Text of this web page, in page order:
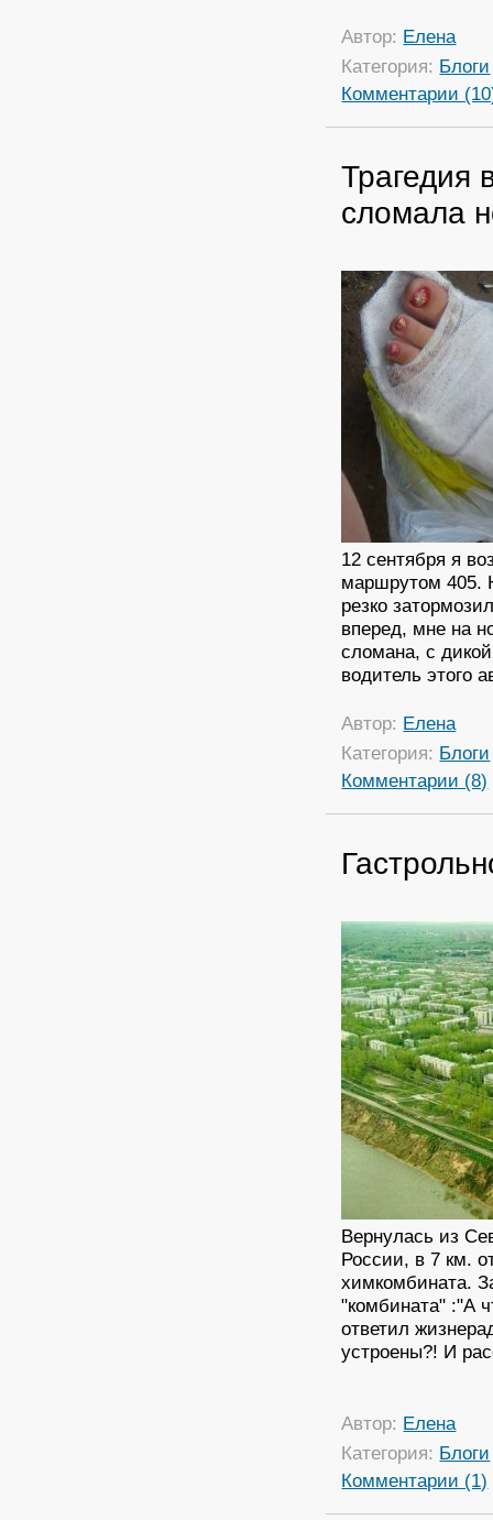
Автор: Елена
Категория: Блоги
Комментарии
Трагедия
сломала
12 сентября я
маршрутом 405.
резко
вперед, мне на
сломана, с
водитель этого
Автор: Елена
Категория: Блоги
Комментарии (8)
Вернулась из
России, в 7 км.
химкомбината.
"комбината" :"А
ответил
устроены?! И
Автор: Елена
Категория: Блоги
Комментарии (1)